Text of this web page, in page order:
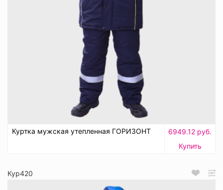
Куртка мужская утепленная ГОРИЗОНТ
6949.12 руб.
Купить
Кур420